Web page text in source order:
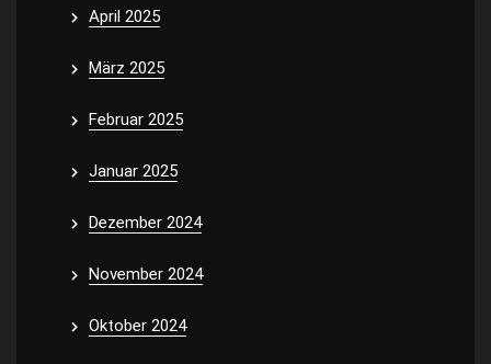
April 2025
März 2025
Februar 2025
Januar 2025
Dezember 2024
November 2024
Oktober 2024